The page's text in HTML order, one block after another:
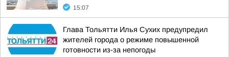
15:07
Глава Тольятти Илья Сухих предупредил
жителей города о режиме повышенной
готовности из-за непогоды